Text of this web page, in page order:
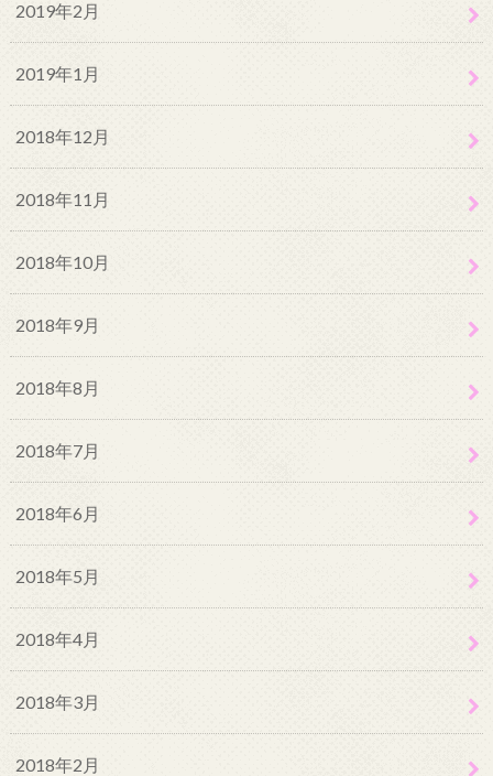
2019年2月
2019年1月
2018年12月
2018年11月
2018年10月
2018年9月
2018年8月
2018年7月
2018年6月
2018年5月
2018年4月
2018年3月
2018年2月